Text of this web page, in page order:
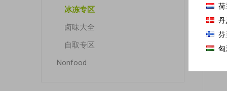
只
冰冻专区
卤味大全
自取专区
Nonfood
荷
丹
芬
匈